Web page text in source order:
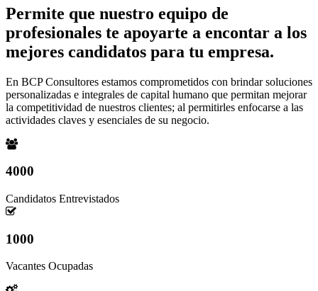
Permite que nuestro equipo de
profesionales te apoyarte a encontar a los
mejores candidatos para tu empresa.
En BCP Consultores estamos comprometidos con brindar soluciones
personalizadas e integrales de capital humano que permitan mejorar
la competitividad de nuestros clientes; al permitirles enfocarse a las
actividades claves y esenciales de su negocio.
4000
Candidatos Entrevistados
1000
Vacantes Ocupadas